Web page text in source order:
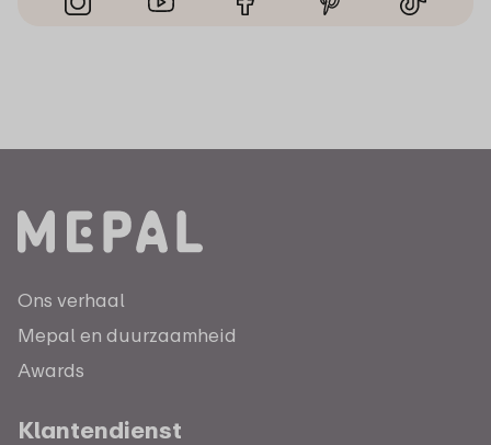
Ons verhaal
Mepal en duurzaamheid
Awards
Klantendienst